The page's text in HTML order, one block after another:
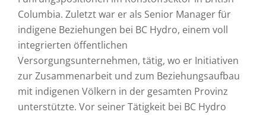
Columbia. Zuletzt war er als Senior Manager für
indigene Beziehungen bei BC Hydro, einem voll
integrierten öffentlichen
Versorgungsunternehmen, tätig, wo er Initiativen
zur Zusammenarbeit und zum Beziehungsaufbau
mit indigenen Völkern in der gesamten Provinz
unterstützte. Vor seiner Tätigkeit bei BC Hydro